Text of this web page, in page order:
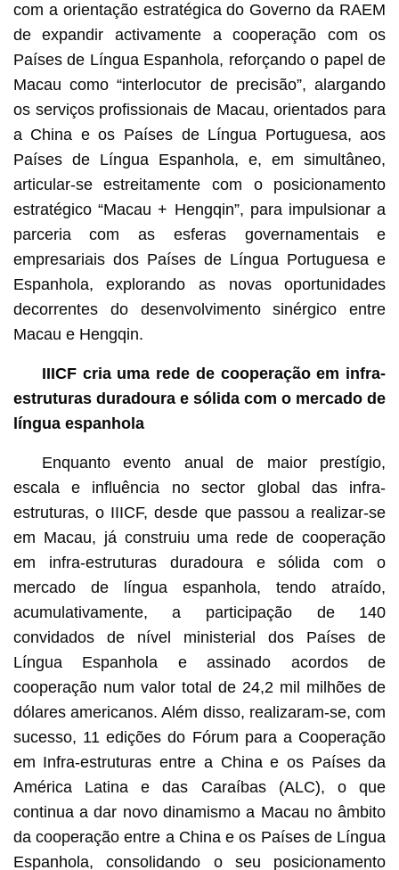
com a orientação estratégica do Governo da RAEM
de expandir activamente a cooperação com os
Países de Língua Espanhola, reforçando o papel de
Macau como “interlocutor de precisão”, alargando
os serviços profissionais de Macau, orientados para
a China e os Países de Língua Portuguesa, aos
Países de Língua Espanhola, e, em simultâneo,
articular-se estreitamente com o posicionamento
estratégico “Macau + Hengqin”, para impulsionar a
parceria com as esferas governamentais e
empresariais dos Países de Língua Portuguesa e
Espanhola, explorando as novas oportunidades
decorrentes do desenvolvimento sinérgico entre
Macau e Hengqin.
IIICF cria uma rede de cooperação em infra-
estruturas duradoura e sólida com o mercado de
língua espanhola
Enquanto evento anual de maior prestígio,
escala e influência no sector global das infra-
estruturas, o IIICF, desde que passou a realizar-se
em Macau, já construiu uma rede de cooperação
em infra-estruturas duradoura e sólida com o
mercado de língua espanhola, tendo atraído,
acumulativamente, a participação de 140
convidados de nível ministerial dos Países de
Língua Espanhola e assinado acordos de
cooperação num valor total de 24,2 mil milhões de
dólares americanos. Além disso, realizaram-se, com
sucesso, 11 edições do Fórum para a Cooperação
em Infra-estruturas entre a China e os Países da
América Latina e das Caraíbas (ALC), o que
continua a dar novo dinamismo a Macau no âmbito
da cooperação entre a China e os Países de Língua
Espanhola, consolidando o seu posicionamento